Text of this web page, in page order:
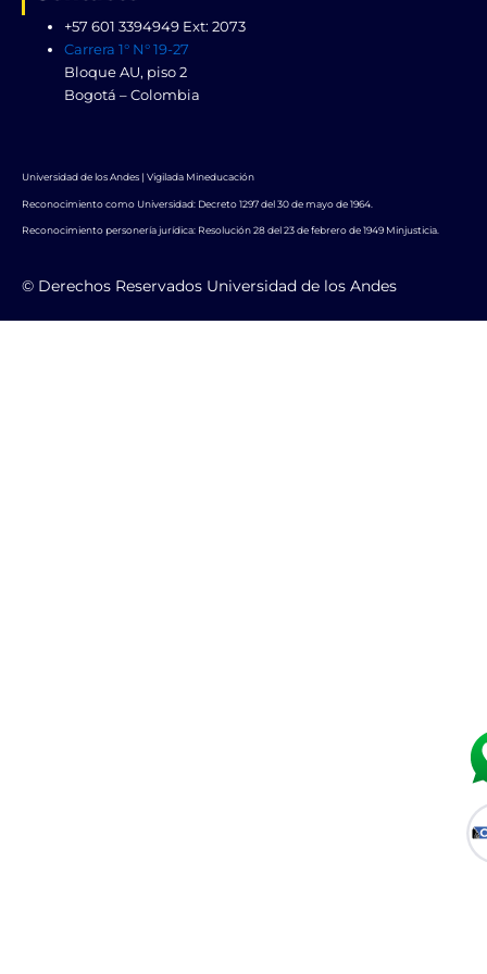
+57 601 3394949 Ext: 2073
Carrera 1° N° 19-27
Bloque AU, piso 2
Bogotá – Colombia
Universidad de los Andes | Vigilada Mineducación
Reconocimiento como Universidad: Decreto 1297 del 30 de mayo de 1964.
Reconocimiento personería jurídica: Resolución 28 del 23 de febrero de 1949 Minjusticia.
© Derechos Reservados Universidad de los Andes